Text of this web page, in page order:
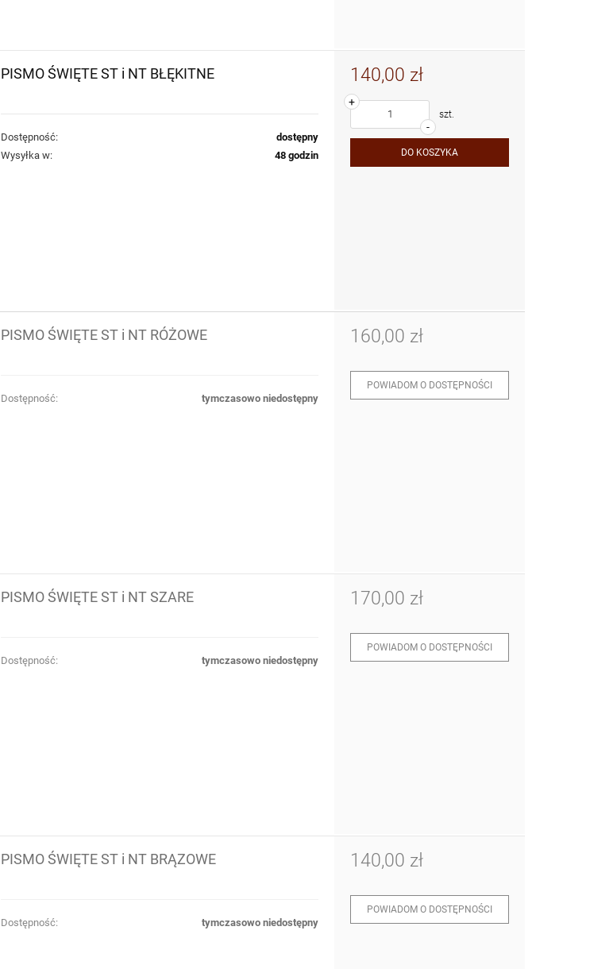
PISMO ŚWIĘTE ST i NT BŁĘKITNE
Dostępność:
dostępny
Wysyłka w:
48 godzin
140,00 zł
-
+
szt.
DO KOSZYKA
PISMO ŚWIĘTE ST i NT RÓŻOWE
Dostępność: tymczasowo niedostępny
160,00 zł
POWIADOM O DOSTĘPNOŚCI
PISMO ŚWIĘTE ST i NT SZARE
Dostępność: tymczasowo niedostępny
170,00 zł
POWIADOM O DOSTĘPNOŚCI
PISMO ŚWIĘTE ST i NT BRĄZOWE
Dostępność: tymczasowo niedostępny
140,00 zł
POWIADOM O DOSTĘPNOŚCI